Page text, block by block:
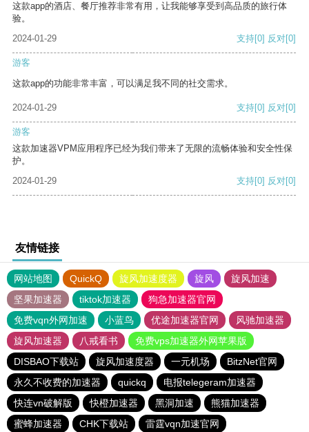
这款app的酒店、餐厅推荐非常有用，让我能够享受到高品质的旅行体
验。
2024-01-29
支持[0] 反对[0]
游客
这款app的功能非常丰富，可以满足我不同的社交需求。
2024-01-29 支持[0] 反对[0]
游客
这款加速器VPM应用程序已经为我们带来了无限的流畅体验和安全性保
护。
2024-01-29
支持[0] 反对[0]
友情链接
网站地图 QuickQ 旋风加速度器 旋风
旋风加速
坚果加速器
tiktok加速器
狗急加速器官网
免费vqn外网加速
小蓝鸟 优途加速器官网
风驰加速器
旋风加速器
八戒看书
免费vps加速器外网苹果版
DISBAO下载站
旋风加速度器 一元机场
BitzNet官网
永久不收费的加速器
quickq
电报telegeram加速器
快连vn破解版
快橙加速器 黑洞加速
熊猫加速器
蜜蜂加速器
CHK下载站 雷霆vqn加速官网